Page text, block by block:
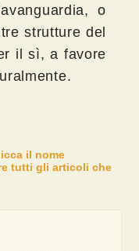
o
strutture del
il sì, a favore
il nome
tutti gli articoli che